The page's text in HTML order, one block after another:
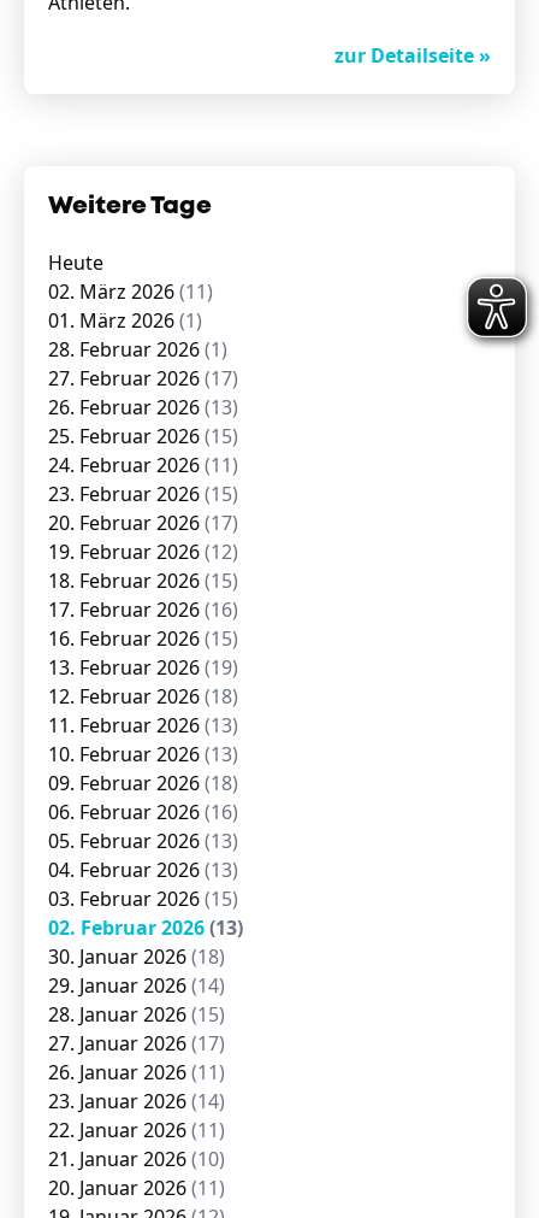
zur Detailseite »
Weitere Tage
Heute
02. März 2026(11)
01. März 2026(1)
28. Februar 2026(1)
27. Februar 2026(17)
26. Februar 2026(13)
25. Februar 2026(15)
24. Februar 2026(11)
23. Februar 2026(15)
20. Februar 2026(17)
19. Februar 2026(12)
18. Februar 2026(15)
17. Februar 2026(16)
16. Februar 2026(15)
13. Februar 2026(19)
12. Februar 2026(18)
11. Februar 2026(13)
10. Februar 2026(13)
09. Februar 2026(18)
06. Februar 2026(16)
05. Februar 2026(13)
04. Februar 2026(13)
03. Februar 2026(15)
02. Februar 2026(13)
30. Januar 2026(18)
29. Januar 2026(14)
28. Januar 2026(15)
27. Januar 2026(17)
26. Januar 2026(11)
23. Januar 2026(14)
22. Januar 2026(11)
21. Januar 2026(10)
20. Januar 2026(11)